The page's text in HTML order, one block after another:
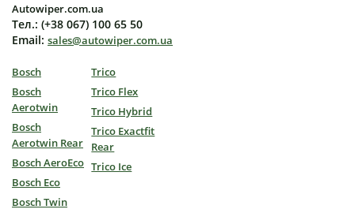
Autowiper.com.ua
Тел.: (+38 067) 100 65 50
Email: sales@autowiper.com.ua
Bosch
Bosch
Aerotwin
Bosch
Aerotwin Rear
Bosch AeroEco
Bosch Eco
Bosch Twin
Trico
Trico Flex
Trico Hybrid
Trico Exactfit
Rear
Trico Ice